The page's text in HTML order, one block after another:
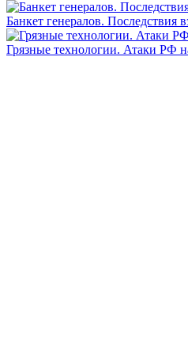
Банкет генералов. Последствия
Грязные технологии. Атаки РФ